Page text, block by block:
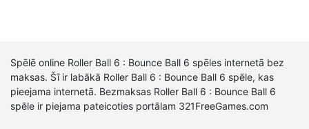
Spēlē online Roller Ball 6 : Bounce Ball 6 spēles internetā bez
maksas. Šī ir labākā Roller Ball 6 : Bounce Ball 6 spēle, kas
pieejama internetā. Bezmaksas Roller Ball 6 : Bounce Ball 6
spēle ir piejama pateicoties portālam 321FreeGames.com